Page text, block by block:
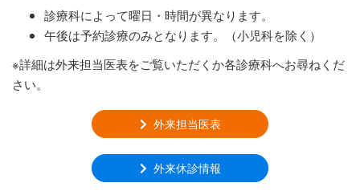
診療科によって曜日・時間が異なります。
午後は予約診療のみとなります。（小児科を除く）
※詳細は外来担当医表をご覧いただくか各診療科へお尋ねくだ
さい。
外来担当医表
外来休診情報